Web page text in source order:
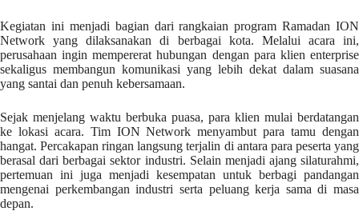
Kegiatan ini menjadi bagian dari rangkaian program Ramadan ION
Network yang dilaksanakan di berbagai kota. Melalui acara ini,
perusahaan ingin mempererat hubungan dengan para klien enterprise
sekaligus membangun komunikasi yang lebih dekat dalam suasana
yang santai dan penuh kebersamaan.
Sejak menjelang waktu berbuka puasa, para klien mulai berdatangan
ke lokasi acara. Tim ION Network menyambut para tamu dengan
hangat. Percakapan ringan langsung terjalin di antara para peserta yang
berasal dari berbagai sektor industri. Selain menjadi ajang silaturahmi,
pertemuan ini juga menjadi kesempatan untuk berbagi pandangan
mengenai perkembangan industri serta peluang kerja sama di masa
depan.